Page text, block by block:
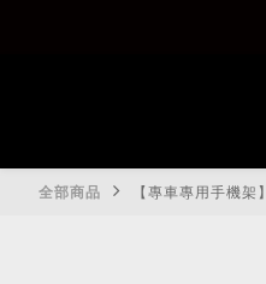
全部商品 【專車專用手機架】